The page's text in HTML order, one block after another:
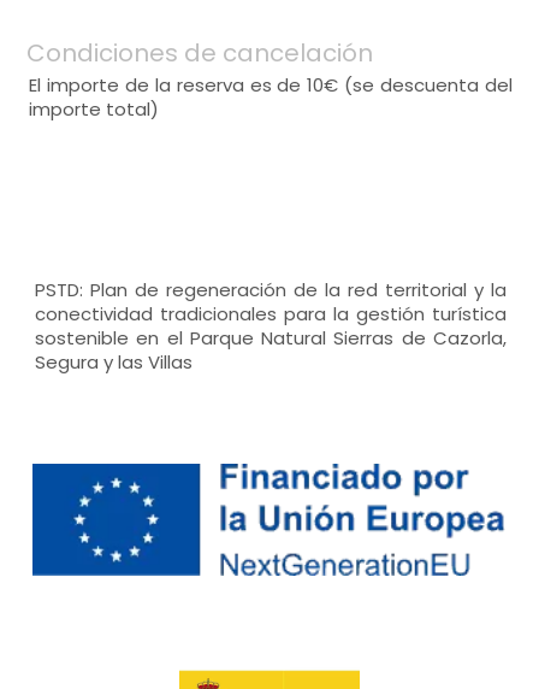
Condiciones de cancelación
El importe de la reserva es de 10€ (se descuenta del
importe total)
PSTD: Plan de regeneración de la red territorial y la
conectividad tradicionales para la gestión turística
sostenible en el Parque Natural Sierras de Cazorla,
Segura y las Villas